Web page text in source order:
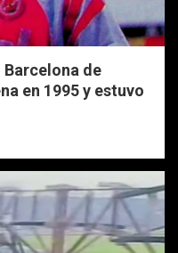
de
en 1995 y estuvo